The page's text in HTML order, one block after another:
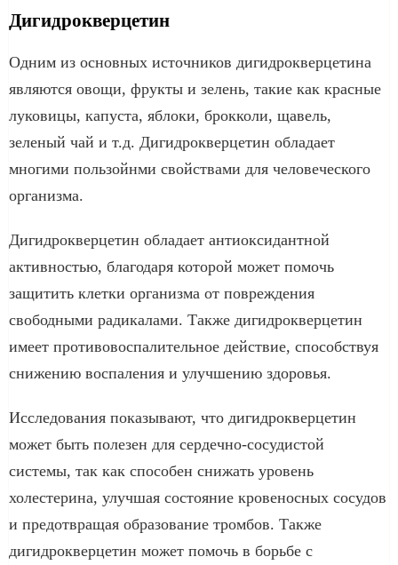
Дигидрокверцетин
Одним из основных источников дигидрокверцетина
являются овощи, фрукты и зелень, такие как красные
луковицы, капуста, яблоки, брокколи, щавель,
зеленый чай и т.д. Дигидрокверцетин обладает
многими пользойнми свойствами для человеческого
организма.
Дигидрокверцетин обладает антиоксидантной
активностью, благодаря которой может помочь
защитить клетки организма от повреждения
свободными радикалами. Также дигидрокверцетин
имеет противовоспалительное действие, способствуя
снижению воспаления и улучшению здоровья.
Исследования показывают, что дигидрокверцетин
может быть полезен для сердечно-сосудистой
системы, так как способен снижать уровень
холестерина, улучшая состояние кровеносных сосудов
и предотвращая образование тромбов. Также
дигидрокверцетин может помочь в борьбе с